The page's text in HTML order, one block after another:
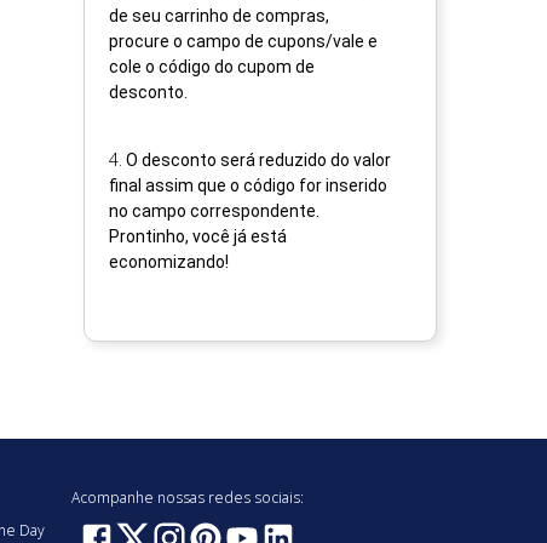
de seu carrinho de compras,
procure o campo de cupons/vale e
cole o código do cupom de
desconto.
4. O desconto será reduzido do valor
final assim que o código for inserido
no campo correspondente.
Prontinho, você já está
economizando!
Day
Acompanhe nossas redes sociais: